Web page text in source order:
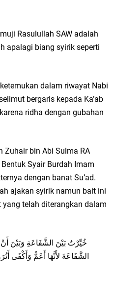
Rasulullah SAW adalah
apalagi biang syirik seperti
dalam riwayat Nabi
bergaris kepada Ka’ab
ridha dengan gubahan
Zuhair bin Abi Sulma RA
Syair Burdah Imam
dengan banat Su’ad.
ajakan syirik namun bait ini
telah diterangkan dalam
خُيِّرْتُ بَيْنَ الشَّفَاعَةِ وَبَيْنَ
الشَّفَاعَةَ لأَنَّهَا أَعَمُّ وَأَكْفَى